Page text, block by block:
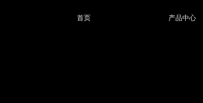
首页 产品中心